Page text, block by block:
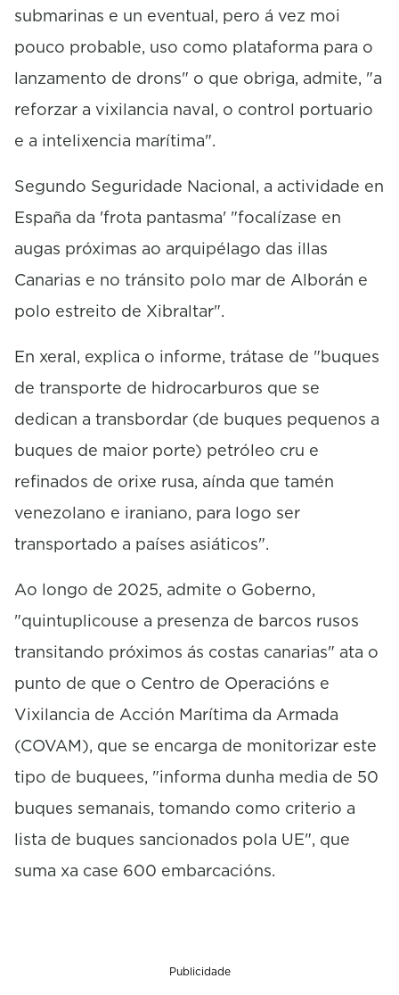
submarinas e un eventual, pero á vez moi
pouco probable, uso como plataforma para o
lanzamento de drons" o que obriga, admite, "a
reforzar a vixilancia naval, o control portuario
e a intelixencia marítima".
Segundo Seguridade Nacional, a actividade en
España da 'frota pantasma' "focalízase en
augas próximas ao arquipélago das illas
Canarias e no tránsito polo mar de Alborán e
polo estreito de Xibraltar".
En xeral, explica o informe, trátase de "buques
de transporte de hidrocarburos que se
dedican a transbordar (de buques pequenos a
buques de maior porte) petróleo cru e
refinados de orixe rusa, aínda que tamén
venezolano e iraniano, para logo ser
transportado a países asiáticos".
Ao longo de 2025, admite o Goberno,
"quintuplicouse a presenza de barcos rusos
transitando próximos ás costas canarias" ata o
punto de que o Centro de Operacións e
Vixilancia de Acción Marítima da Armada
(COVAM), que se encarga de monitorizar este
tipo de buquees, "informa dunha media de 50
buques semanais, tomando como criterio a
lista de buques sancionados pola UE", que
suma xa case 600 embarcacións.
Publicidade